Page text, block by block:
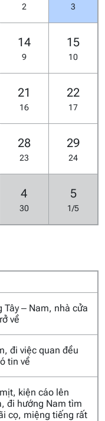
2 3
14
9
15
10
21
16
22
17
28
23
29
24
4
30
5
1/5
– Nam, nhà cửa
về
đi việc quan đều
tin về
kiện cáo lên
đi hướng Nam tìm
cọ, miệng tiếng rất